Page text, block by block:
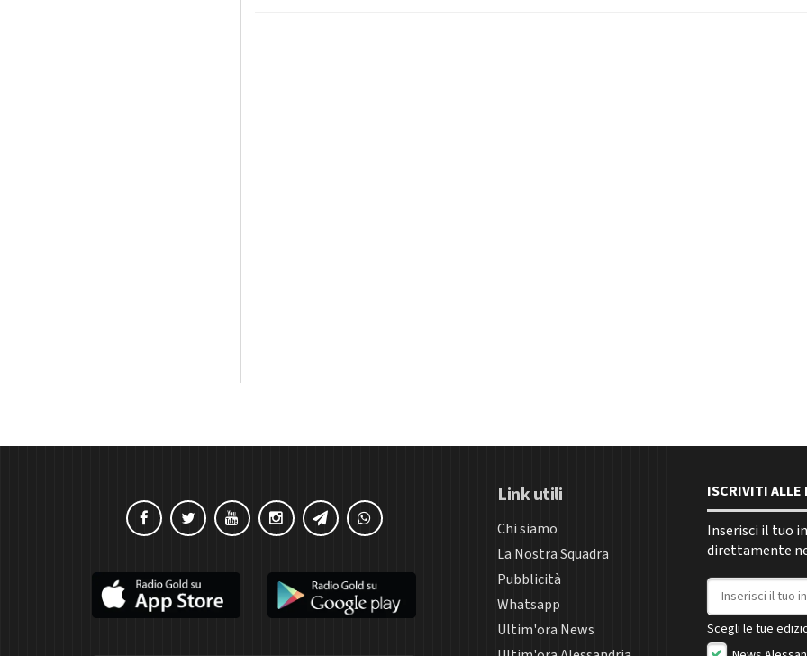
Link utili
Chi siamo
La Nostra Squadra
Pubblicità
Whatsapp
Ultim'ora News
ISCRIVITI ALLE
Inserisci il tuo
direttamente
Indirizzo email
Scegli le tue